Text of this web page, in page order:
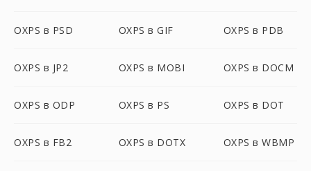
OXPS в PSD OXPS в GIF OXPS в PDB
OXPS в JP2 OXPS в MOBI OXPS в DOCM
OXPS в ODP OXPS в PS OXPS в DOT
OXPS в FB2 OXPS в DOTX OXPS в WBMP